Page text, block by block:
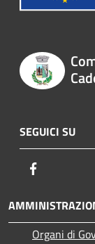
SEGUICI SU
Organi di